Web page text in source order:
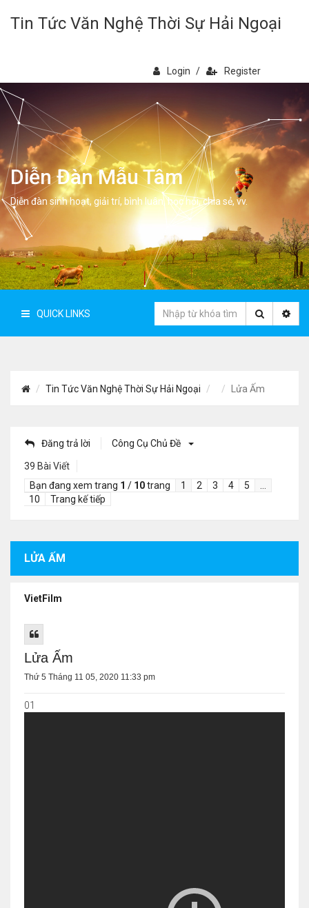
Tin Tức Văn Nghệ Thời Sự Hải Ngoại
Login / Register
Diễn Đàn Mẫu Tâm
Diễn đàn sinh hoạt, giải trí, bình luân, học hỏi, chia sẻ, vv.
QUICK LINKS
Tin Tức Văn Nghệ Thời Sự Hải Ngoại Lửa Ấm
Đăng trả lời Công Cụ Chủ Đề
39 Bài Viết
Bạn đang xem trang 1 / 10trang 1 2 3 4 5
10
Trang kế tiếp
LỬA ẤM
VietFilm
Lửa Ấm
Thứ 5 Tháng 11 05, 2020 11:33 pm
01